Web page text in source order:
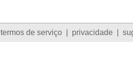
termos de serviço privacidade